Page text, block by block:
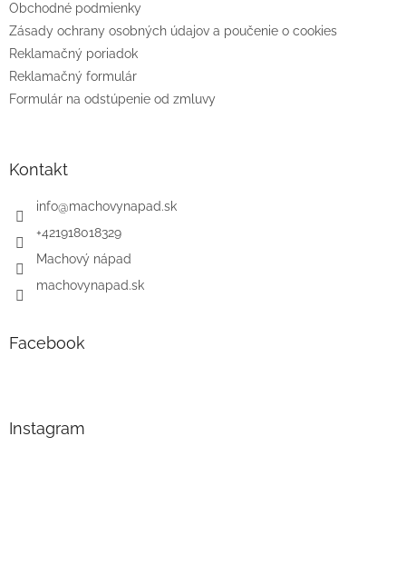
eObchodné podmienky
Zásady ochrany osobných údajov a poučenie o cookies
Reklamačný poriadok
Reklamačný formulár
Formulár na odstúpenie od zmluvy
Kontakt
info@machovynapad.sk
+421918018329
Machový nápad
machovynapad.sk
Facebook
Instagram